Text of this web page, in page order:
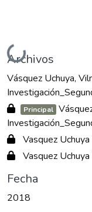
Cargando...
Archivos
Vásquez Uchuya,
Principal
Vasquez
Vasquez
Fecha
2018